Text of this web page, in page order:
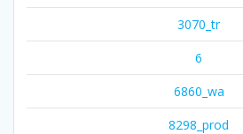
3070_tr
6
6860_wa
8298_prod